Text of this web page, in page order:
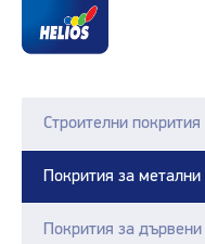
Строителни покрития
Покрития за метални
Покрития за